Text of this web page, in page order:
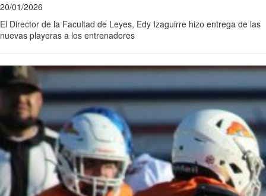
20/01/2026
El Director de la Facultad de Leyes, Edy Izaguirre hizo entrega de las
nuevas playeras a los entrenadores